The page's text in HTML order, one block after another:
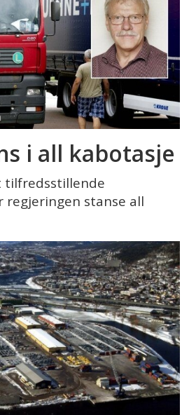
i all kabotasje
tilfredsstillende
regjeringen stanse all